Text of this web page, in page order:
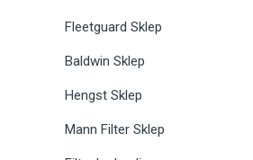
Fleetguard Sklep
Baldwin Sklep
Hengst Sklep
Mann Filter Sklep